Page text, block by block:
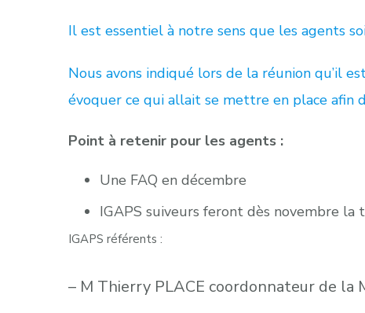
Il est essentiel à notre sens que les agents
Nous avons indiqué lors de la réunion qu’il
évoquer ce qui allait se mettre en place afin
Point à retenir pour les agents :
Une FAQ en décembre
IGAPS suiveurs feront dès novembre la
IGAPS référents :
– M Thierry PLACE coordonnateur de